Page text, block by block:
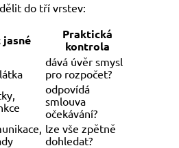
do tří vrstev:
jasné
Praktická
kontrola
dává úvěr smysl
pro rozpočet?
odpovídá
smlouva
očekávání?
lze vše zpětně
dohledat?